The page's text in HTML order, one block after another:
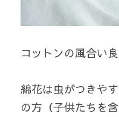
コットンの風合い
綿花は虫がつきや
の方（子供たちを